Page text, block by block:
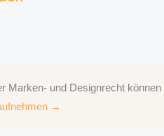
und Designrecht
→